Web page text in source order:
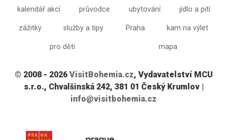
kalendář akcí průvodce ubytování jídlo a pití
zážitky služby a tipy Praha kam na výlet
pro děti mapa
© 2008 - 2026 VisitBohemia.cz, Vydavatelství MCU
s.r.o., Chvalšinská 242, 381 01 Český Krumlov |
info@visitbohemia.cz